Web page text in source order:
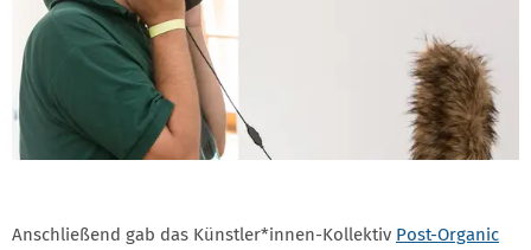
Anschließend gab das Künstler*innen-Kollektiv Post-Organic